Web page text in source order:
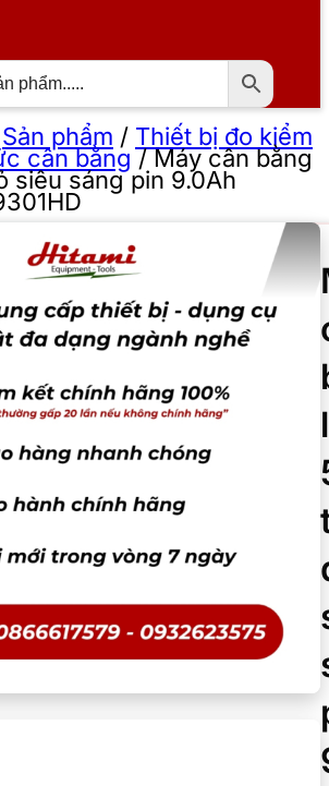
Sản phẩm / Thiết bị đo kiểm
cân bằng/Máy cân bằng
siêu sáng pin 9.0Ah